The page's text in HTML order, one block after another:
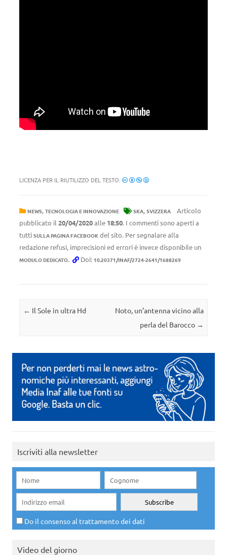
LICENZA PER IL RIUTILIZZO DEL TESTO:
NEWS, TECNOLOGIA E INNOVAZIONE SKA, SVIZZERA
Articolo
pubblicato il 20/04/2020alle 18:50. I commenti sono aperti a
tutti SULLA PAGINA FACEBOOK del sito. Per segnalare alla
redazione refusi, imprecisioni ed errori è invece disponibile un
MODULO DEDICATO. Doi: 10.20371/INAF/2724-2641/1688269
Navigazione articolo
← Il Sole in ultra Hd
Noto, un’antenna vicino alla
perla del Barocco →
Iscriviti alla newsletter
Do il consenso al trattamento dei dati
Video del giorno